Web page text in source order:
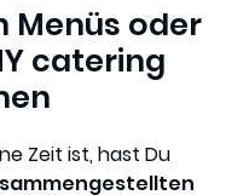
Menüs oder
catering
Zeit ist, hast Du